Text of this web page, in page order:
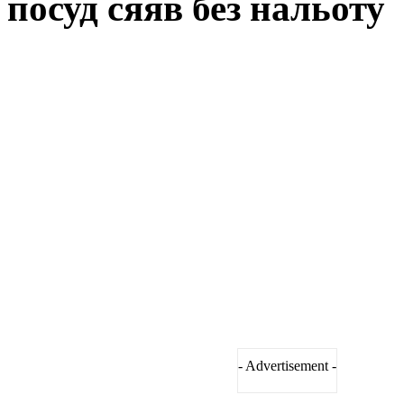
- Advertisement -